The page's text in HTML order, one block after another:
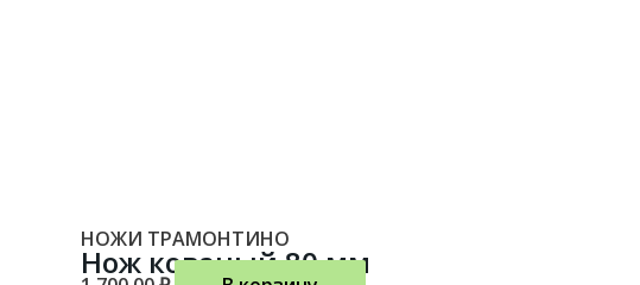
НОЖИ ТРАМОНТИНО
Нож кованый 80 мм